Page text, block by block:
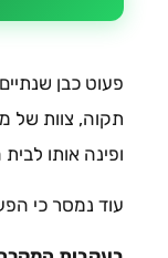
פעוט כבן
תקוה, צוות של
ופינה אותו
עוד נמסר כי